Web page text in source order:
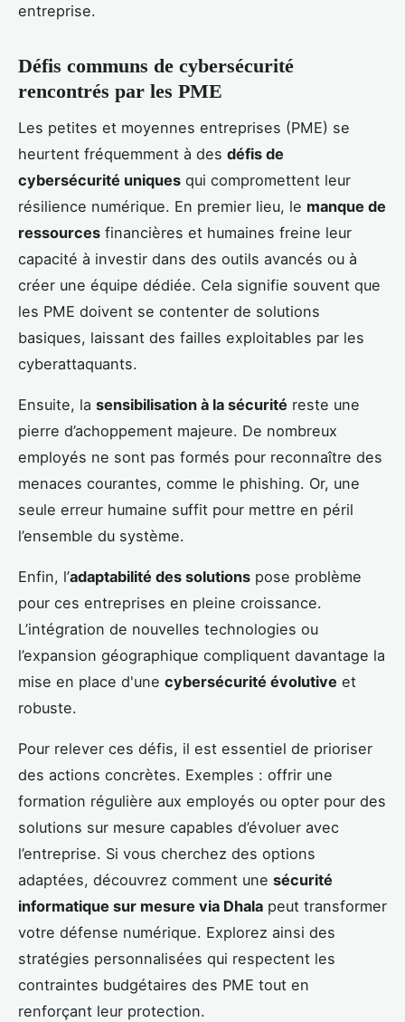
entreprise.
Défis communs de cybersécurité
rencontrés par les PME
Les petites et moyennes entreprises (PME) se
heurtent fréquemment à des défis de
cybersécurité uniques qui compromettent leur
résilience numérique. En premier lieu, le manque de
ressources financières et humaines freine leur
capacité à investir dans des outils avancés ou à
créer une équipe dédiée. Cela signifie souvent que
les PME doivent se contenter de solutions
basiques, laissant des failles exploitables par les
cyberattaquants.
Ensuite, la sensibilisation à la sécurité reste une
pierre d’achoppement majeure. De nombreux
employés ne sont pas formés pour reconnaître des
menaces courantes, comme le phishing. Or, une
seule erreur humaine suffit pour mettre en péril
l’ensemble du système.
Enfin, l’adaptabilité des solutions pose problème
pour ces entreprises en pleine croissance.
L’intégration de nouvelles technologies ou
l’expansion géographique compliquent davantage la
mise en place d'une cybersécurité évolutive et
robuste.
Pour relever ces défis, il est essentiel de prioriser
des actions concrètes. Exemples : offrir une
formation régulière aux employés ou opter pour des
solutions sur mesure capables d’évoluer avec
l’entreprise. Si vous cherchez des options
adaptées, découvrez comment une sécurité
informatique sur mesure via Dhala peut transformer
votre défense numérique. Explorez ainsi des
stratégies personnalisées qui respectent les
contraintes budgétaires des PME tout en
renforçant leur protection.